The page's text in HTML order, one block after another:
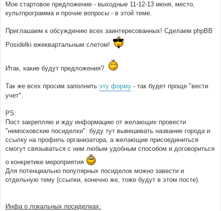
Мое стартовое предложение - выходные 11-12-13 июня, место,
культпрограмма и прочие вопросы - в этой теме.
Приглашаем к обсуждению всех заинтересованных! Сделаем phpBB
Posidelki ежеквартальным слетом!
Итак, какие будут предложения?
Так же всех просим заполнить эту форму - так будет проще "вести
учет".
PS:
Пост закрепляю и жду информацию от желающих провести
"немосковские посиделки": буду тут вывешивать название города и
ссылку на профиль организатора, а желающие присоединиться
смогут связываться с ним любым удобным способом и договориться
о конкретике мероприятия
Для потенциально популярных посиделок можно завести и
отдельную тему (ссылки, конечно же, тоже будут в этом посте).
Инфа о локальных посиделках: